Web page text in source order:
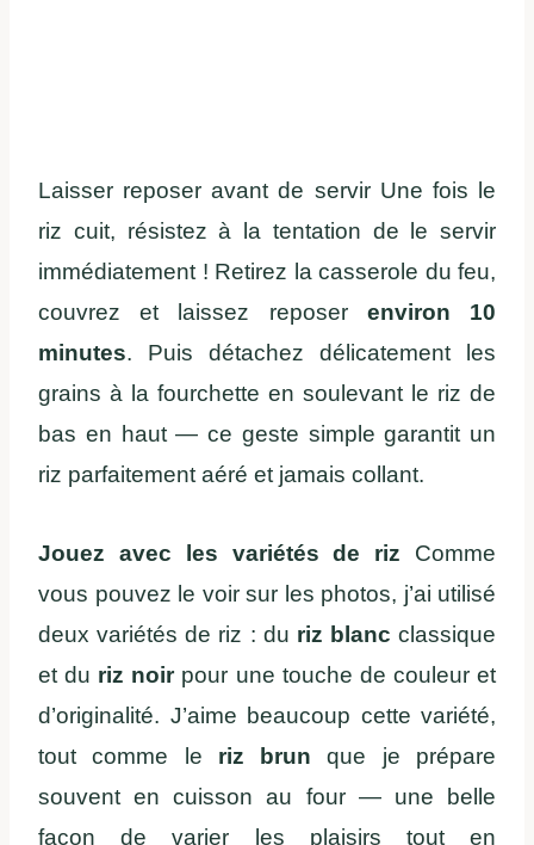
Laisser reposer avant de servir Une fois le
riz cuit, résistez à la tentation de le servir
immédiatement ! Retirez la casserole du feu,
couvrez et laissez reposer environ 10
minutes. Puis détachez délicatement les
grains à la fourchette en soulevant le riz de
bas en haut — ce geste simple garantit un
riz parfaitement aéré et jamais collant.
Jouez avec les variétés de riz Comme
vous pouvez le voir sur les photos, j’ai utilisé
deux variétés de riz : du riz blanc classique
et du riz noirpour une touche de couleur et
d’originalité. J’aime beaucoup cette variété,
tout comme le riz brun que je prépare
souvent en cuisson au four — une belle
façon de varier les plaisirs tout en